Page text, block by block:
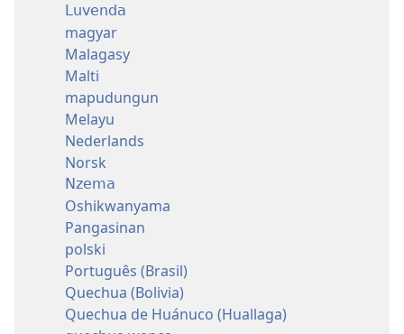
Luvenda
magyar
Malagasy
Malti
mapudungun
Melayu
Nederlands
Norsk
Nzema
Oshikwanyama
Pangasinan
polski
Português (Brasil)
Quechua (Bolivia)
Quechua de Huánuco (Huallaga)